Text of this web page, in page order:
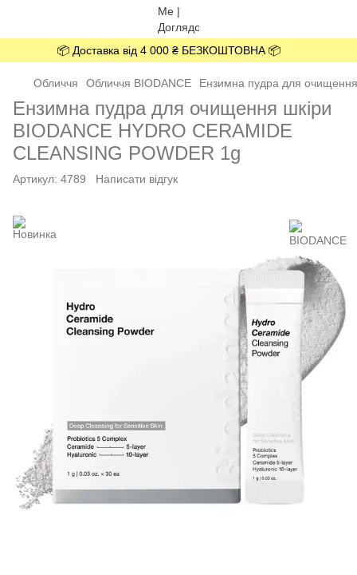
📦 Доставка від 4 000 ₴ БЕЗКОШТОВНА 📦
Обличчя Обличчя BIODANCE Ензимна пудра для
Ензимна пудра для очищення шкіри
BIODANCE HYDRO CERAMIDE
CLEANSING POWDER 1g
Артикул: 4789 Написати відгук